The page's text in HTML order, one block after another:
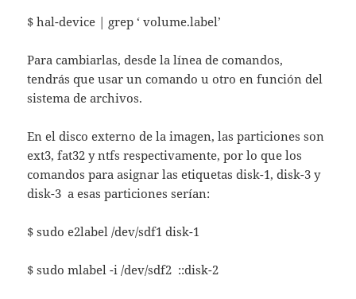
$ hal-device | grep ‘ volume.label’
Para cambiarlas, desde la línea de comandos,
tendrás que usar un comando u otro en función del
sistema de archivos.
En el disco externo de la imagen, las particiones son
ext3, fat32 y ntfs respectivamente, por lo que los
comandos para asignar las etiquetas disk-1, disk-3 y
disk-3 a esas particiones serían:
$ sudo e2label /dev/sdf1 disk-1
$ sudo mlabel -i /dev/sdf2 ::disk-2